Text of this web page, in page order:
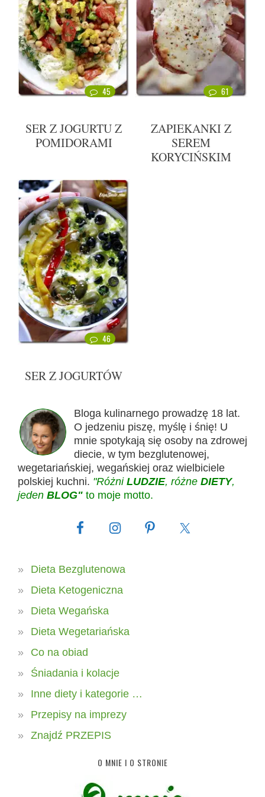
45
SER Z JOGURTU Z
POMIDORAMI
61
ZAPIEKANKI Z
SEREM
KORYCIŃSKIM
46
SER Z JOGURTÓW
Bloga kulinarnego prowadzę 18 lat.
O jedzeniu piszę, myślę i śnię! U
mnie spotykają się osoby na zdrowej
diecie, w tym bezglutenowej,
wegetariańskiej, wegańskiej oraz wielbiciele
polskiej kuchni. "Różni LUDZIE, różne DIETY,
jeden BLOG" to moje motto.
Dieta Bezglutenowa
Dieta Ketogeniczna
Dieta Wegańska
Dieta Wegetariańska
Co na obiad
Śniadania i kolacje
Inne diety i kategorie …
Przepisy na imprezy
Znajdź PRZEPIS
O MNIE I O STRONIE